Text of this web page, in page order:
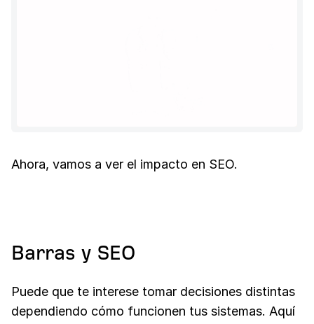
Ahora, vamos a ver el impacto en SEO.
Barras y SEO
Puede que te interese tomar decisiones distintas
dependiendo cómo funcionen tus sistemas. Aquí